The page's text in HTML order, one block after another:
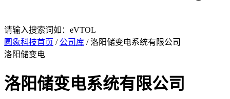
请输入搜索词如：eVTOL
圆象科技首页 / 公司库 / 洛阳储变电系统有限公司
洛阳储变电
洛阳储变电系统有限公司